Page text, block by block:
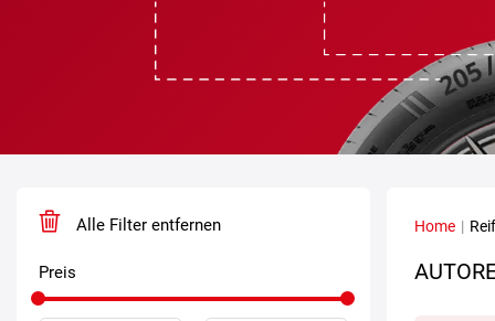
Alle Filter entfernen
Preis
Home |